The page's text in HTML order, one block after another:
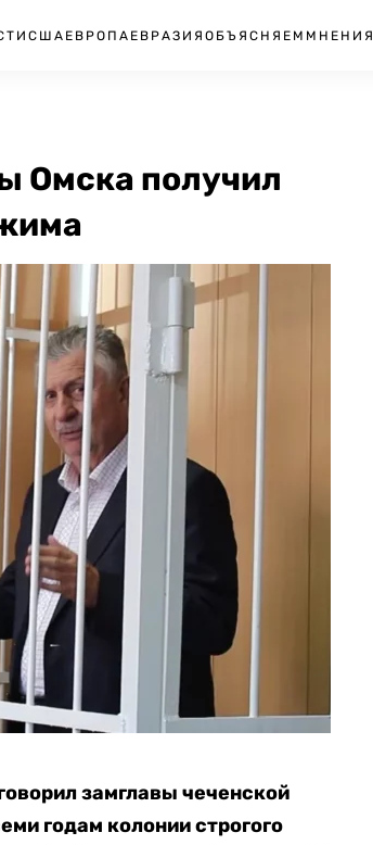
США ЕВРОПА ЕВРАЗИЯ ОБЪЯСНЯЕМ МНЕНИЯ
Омска получил
замглавы чеченской
годам колонии строгого